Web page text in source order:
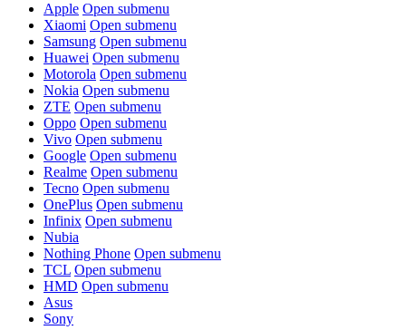
Apple Open submenu
Xiaomi Open submenu
Samsung Open submenu
Huawei Open submenu
Motorola Open submenu
Nokia Open submenu
ZTE Open submenu
Oppo Open submenu
Vivo Open submenu
Google Open submenu
Realme Open submenu
Tecno Open submenu
OnePlus Open submenu
Infinix Open submenu
Nubia
Nothing Phone Open submenu
TCL Open submenu
HMD Open submenu
Asus
Sony